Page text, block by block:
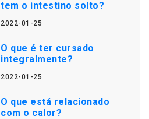
tem o intestino solto?
2022-01-25
O que é ter cursado
integralmente?
2022-01-25
O que está relacionado
com o calor?